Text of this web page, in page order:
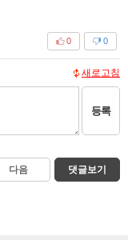
0
0
새로고침
등록
다음 댓글보기